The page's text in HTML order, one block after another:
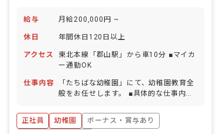
給与 月給200,000円 ~
休日 年間休日120日以上
アクセス
東北本線「郡山駅」から車10分 ■マイカ
ー通勤OK
仕事内容
「たちばな幼稚園」にて、幼稚園教育全
般をお任せします。 ■具体的な仕事内容
けなど ・送迎バスの同乗 ・その他付随
する業務
正社員 幼稚園
ボーナス・賞与あり